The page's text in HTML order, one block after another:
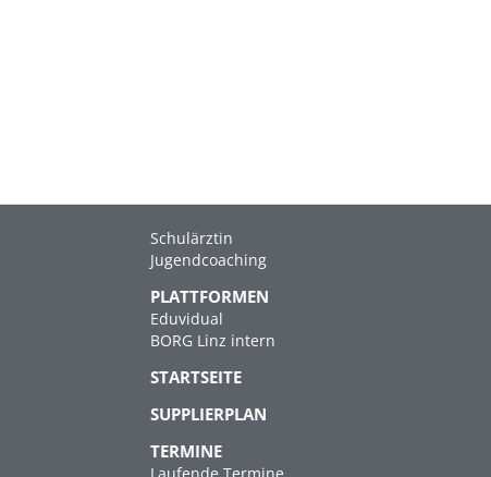
Schulärztin
Jugendcoaching
PLATTFORMEN
Eduvidual
BORG Linz intern
STARTSEITE
SUPPLIERPLAN
TERMINE